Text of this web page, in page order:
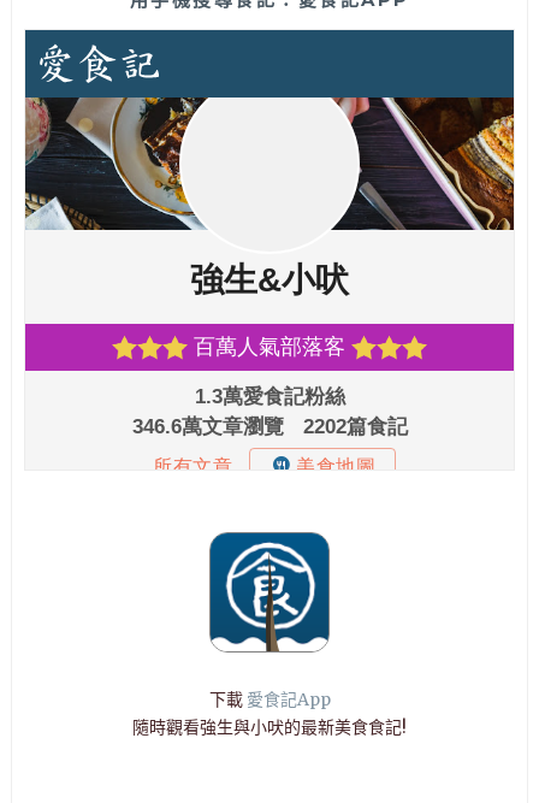
下載 愛食記App
隨時觀看強生與小吠的最新美食食記!